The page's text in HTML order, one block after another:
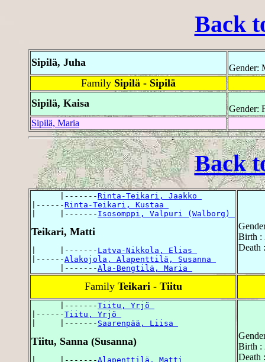
Back
Sipilä, Juha Gender:
Family Sipilä - Sipilä
Sipilä, Kaisa
Gender:
Sipilä, Maria
Back
      |-------
Rinta-Teikari, Jaakko
|------Rinta-Teikari, Kustaa
|     |------- Isosomppi, Valpuri (Walborg)
Teikari, Matti
|     |------- Latva-Nikkola, Elias
|------Alakojola, Alapenttilä, Susanna
      |-------
Ala-Bengtilä, Maria
Birth :
Death
Family Teikari - Tiitu
      |-------
Tiitu, Yrjö
|------Tiitu, Yrjö
|     |------- Saarenpää, Liisa
Tiitu, Sanna (Susanna)
|     |-------Alapenttilä, Matti
Birth :
Death